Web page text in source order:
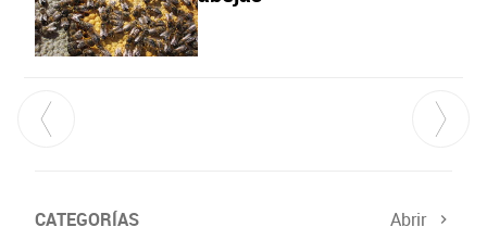
CATEGORÍAS Abrir